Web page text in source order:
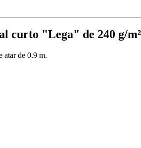
curto "Lega" de 240 g/m²
atar de 0.9 m.